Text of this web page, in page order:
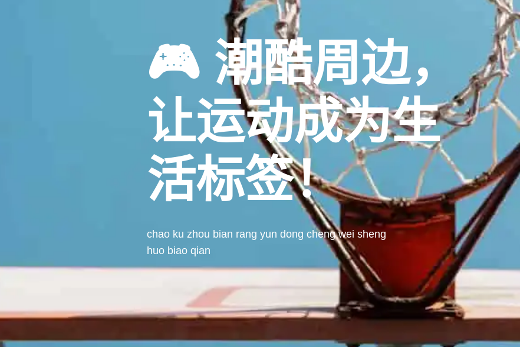
🎮 潮酷周边，
让运动成为生
活标签！
chao ku zhou bian rang yun dong cheng wei sheng
huo biao qian